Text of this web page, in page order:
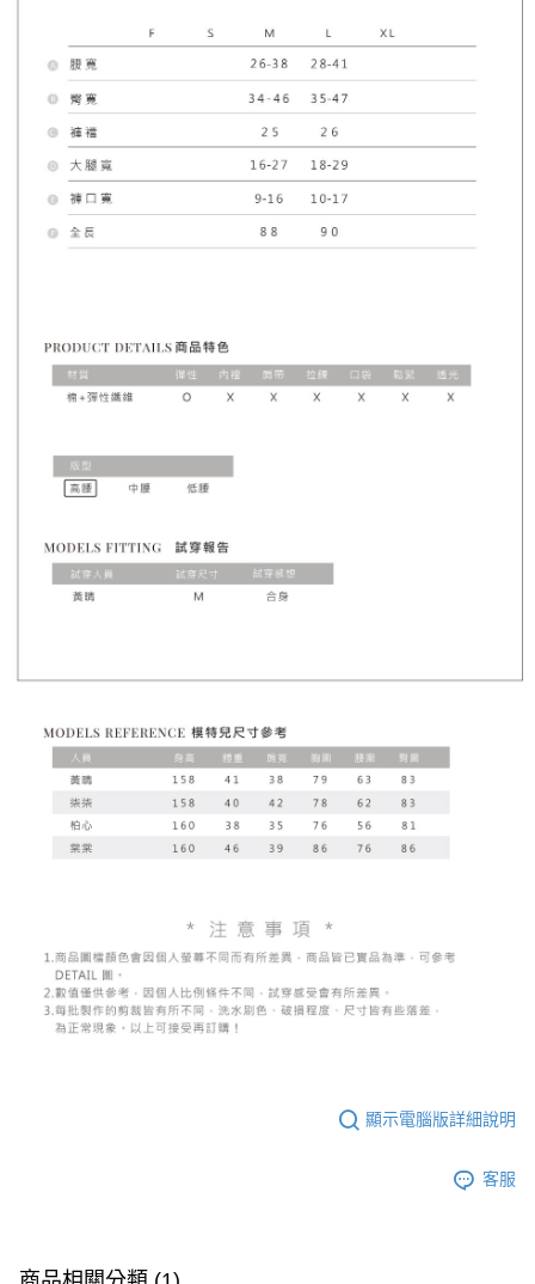
顯示電腦版詳細說明
客服